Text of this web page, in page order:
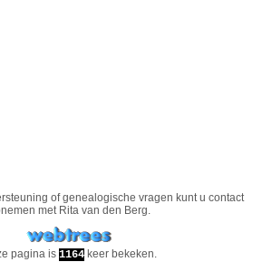
of genealogische vragen kunt u contact
met Rita van den Berg.
pagina is 1164keer bekeken.